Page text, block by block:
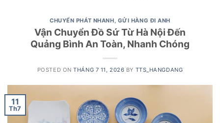
CHUYỂN PHÁT NHANH, GỬI HÀNG ĐI ANH
Vận Chuyển Đồ Sứ Từ Hà Nội Đến
Quảng Bình An Toàn, Nhanh Chóng
POSTED ONTHÁNG 7 11, 2026 BY TTS_HANGDANG
11
Th7